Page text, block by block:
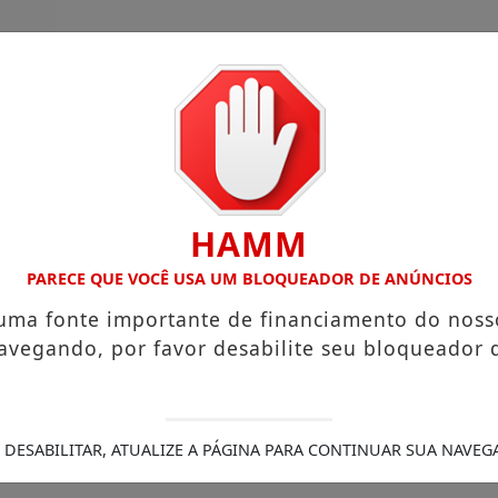
da Coxinha”, que viralizou com frase
A partir desta segunda-feira (27), pacientes que
Policial da 6ª CIPM
e encaminhada ao hospital com suspeita de
HAMM
PARECE QUE VOCÊ USA UM BLOQUEADOR DE ANÚNCIOS
fonte importante de financiamento do
por favor desabilite seu bloqueador
DESABILITAR, ATUALIZE A PÁGINA PARA CONTINUAR SUA